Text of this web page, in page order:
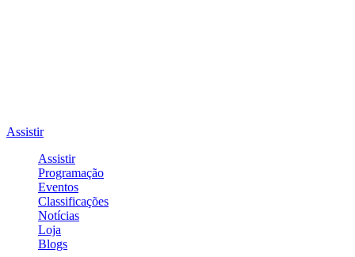
Assistir
Assistir
Programação
Eventos
Classificações
Notícias
Loja
Blogs